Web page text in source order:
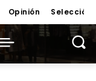
Opinión Selección